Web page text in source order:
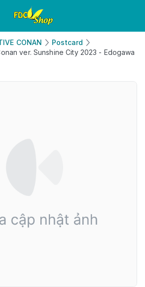
CONAN
Postcard
ver. Sunshine City 2023 - Edogawa